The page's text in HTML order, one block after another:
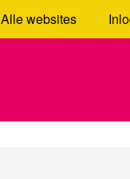
Alle websites